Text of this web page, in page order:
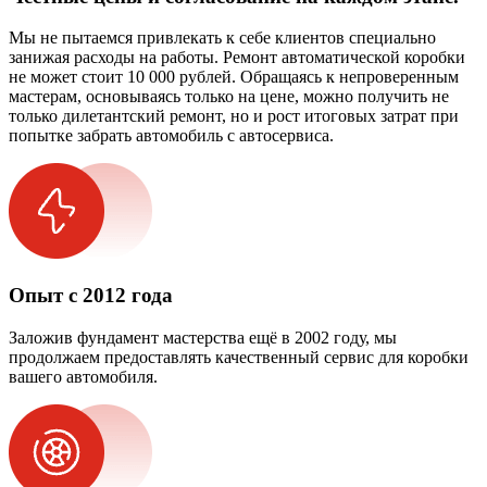
Мы не пытаемся привлекать к себе клиентов специально
занижая расходы на работы. Ремонт автоматической коробки
не может стоит 10 000 рублей. Обращаясь к непроверенным
мастерам, основываясь только на цене, можно получить не
только дилетантский ремонт, но и рост итоговых затрат при
попытке забрать автомобиль с автосервиса.
Опыт с 2012 года
Заложив фундамент мастерства ещё в 2002 году, мы
продолжаем предоставлять качественный сервис для коробки
вашего автомобиля.